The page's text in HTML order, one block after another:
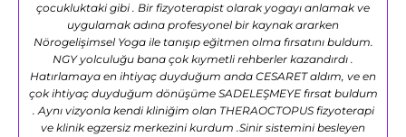
çocukluktaki gibi . Bir fizyoterapist olarak yogayı anlamak ve
uygulamak adına profesyonel bir kaynak ararken
Nörogelişimsel Yoga ile tanışıp eğitmen olma fırsatını buldum.
NGY yolculuğu bana çok kıymetli rehberler kazandırdı .
Hatırlamaya en ihtiyaç duyduğum anda CESARET aldım, ve en
çok ihtiyaç duyduğum dönüşüme SADELEŞMEYE fırsat buldum
. Aynı vizyonla kendi kliniğim olan THERAOCTOPUS fizyoterapi
ve klinik egzersiz merkezini kurdum .Sinir sistemini besleyen